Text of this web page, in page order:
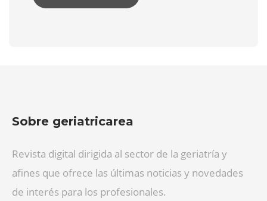
Sobre geriatricarea
Revista digital dirigida al sector de la geriatría y
afines que ofrece las últimas noticias y novedades
de interés para los profesionales.